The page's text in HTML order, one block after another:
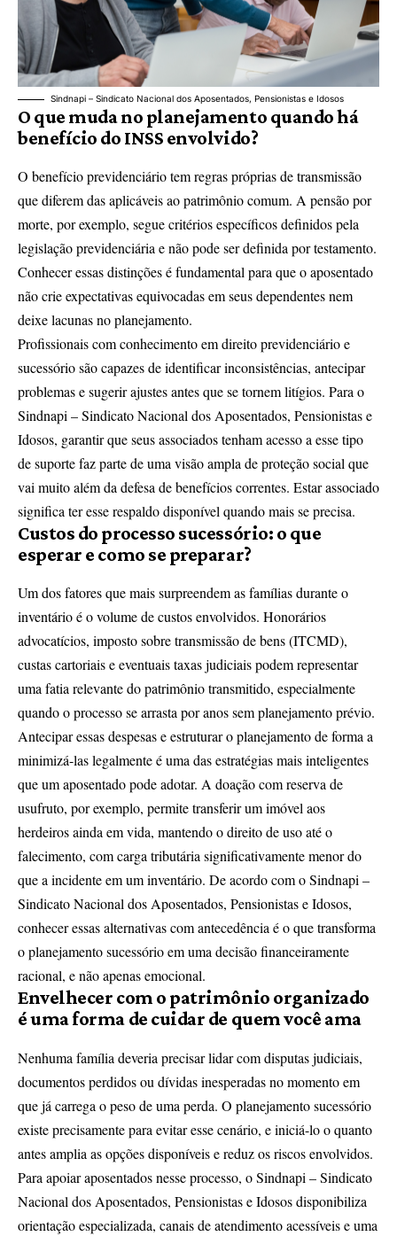
Sindnapi – Sindicato Nacional dos Aposentados, Pensionistas e Idosos
O que muda no planejamento quando há
benefício do INSS envolvido?
O benefício previdenciário tem regras próprias de transmissão
que diferem das aplicáveis ao patrimônio comum. A pensão por
morte, por exemplo, segue critérios específicos definidos pela
legislação previdenciária e não pode ser definida por testamento.
Conhecer essas distinções é fundamental para que o aposentado
não crie expectativas equivocadas em seus dependentes nem
deixe lacunas no planejamento.
Profissionais com conhecimento em direito previdenciário e
sucessório são capazes de identificar inconsistências, antecipar
problemas e sugerir ajustes antes que se tornem litígios. Para o
Sindnapi – Sindicato Nacional dos Aposentados, Pensionistas e
Idosos, garantir que seus associados tenham acesso a esse tipo
de suporte faz parte de uma visão ampla de proteção social que
vai muito além da defesa de benefícios correntes. Estar associado
significa ter esse respaldo disponível quando mais se precisa.
Custos do processo sucessório: o que
esperar e como se preparar?
Um dos fatores que mais surpreendem as famílias durante o
inventário é o volume de custos envolvidos. Honorários
advocatícios, imposto sobre transmissão de bens (ITCMD),
custas cartoriais e eventuais taxas judiciais podem representar
uma fatia relevante do patrimônio transmitido, especialmente
quando o processo se arrasta por anos sem planejamento prévio.
Antecipar essas despesas e estruturar o planejamento de forma a
minimizá-las legalmente é uma das estratégias mais inteligentes
que um aposentado pode adotar. A doação com reserva de
usufruto, por exemplo, permite transferir um imóvel aos
herdeiros ainda em vida, mantendo o direito de uso até o
falecimento, com carga tributária significativamente menor do
que a incidente em um inventário. De acordo com o Sindnapi –
Sindicato Nacional dos Aposentados, Pensionistas e Idosos,
conhecer essas alternativas com antecedência é o que transforma
o planejamento sucessório em uma decisão financeiramente
racional, e não apenas emocional.
Envelhecer com o patrimônio organizado
é uma forma de cuidar de quem você ama
Nenhuma família deveria precisar lidar com disputas judiciais,
documentos perdidos ou dívidas inesperadas no momento em
que já carrega o peso de uma perda. O planejamento sucessório
existe precisamente para evitar esse cenário, e iniciá-lo o quanto
antes amplia as opções disponíveis e reduz os riscos envolvidos.
Para apoiar aposentados nesse processo, o Sindnapi – Sindicato
Nacional dos Aposentados, Pensionistas e Idosos disponibiliza
orientação especializada, canais de atendimento acessíveis e uma